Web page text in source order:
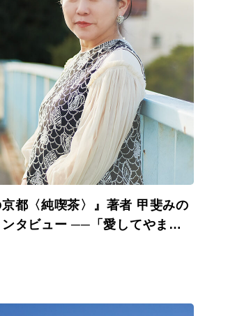
京都〈純喫茶〉』著者 甲斐みの
ンタビュー ──「愛してやまな